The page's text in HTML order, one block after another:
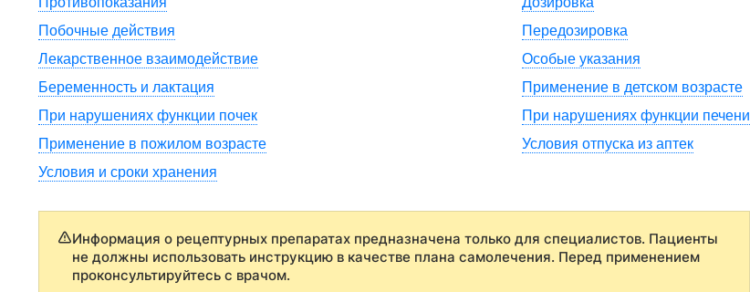
Побочные действия
Передозировка
Лекарственное взаимодействие
Особые указания
Беременность и лактация
Применение в детском возрасте
При нарушениях функции почек
При нарушениях функции печени
Применение в пожилом возрасте
Условия отпуска из аптек
Условия и сроки хранения
Информация о рецептурных препаратах предназначена только для специалистов. Пациенты
не должны использовать инструкцию в качестве плана самолечения. Перед применением
проконсультируйтесь с врачом.